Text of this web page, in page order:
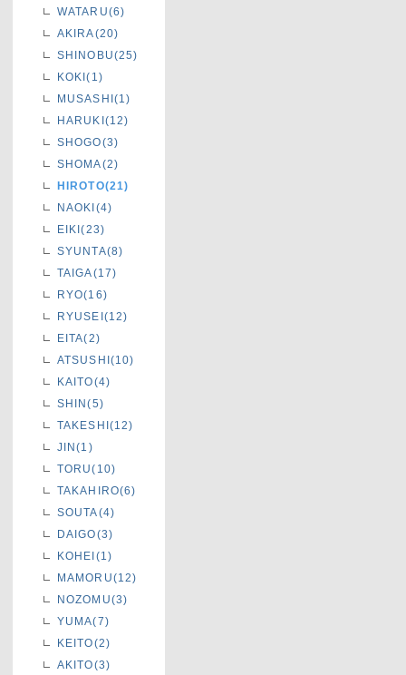
WATARU(6)
AKIRA(20)
SHINOBU(25)
KOKI(1)
MUSASHI(1)
HARUKI(12)
SHOGO(3)
SHOMA(2)
HIROTO(21)
NAOKI(4)
EIKI(23)
SYUNTA(8)
TAIGA(17)
RYO(16)
RYUSEI(12)
EITA(2)
ATSUSHI(10)
KAITO(4)
SHIN(5)
TAKESHI(12)
JIN(1)
TORU(10)
TAKAHIRO(6)
SOUTA(4)
DAIGO(3)
KOHEI(1)
MAMORU(12)
NOZOMU(3)
YUMA(7)
KEITO(2)
AKITO(3)